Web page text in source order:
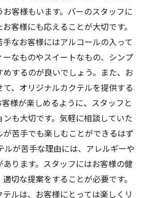
お客様もいます。バーのスタッフに
客様にも応えることが大切です。
手なお客様にはアルコールの入って
ーなものやスイートなもの、シンプ
めするのが良いでしょう。また、お
、オリジナルカクテルを提供する
客様が楽しめるように、スタッフと
ンも大切です。気軽に相談していた
が苦手でも楽しむことができるはず
ルが苦手な理由には、アレルギーや
ります。スタッフにはお客様の健
切な提案をすることが必要です。
ルは、お客様にとっては楽しくリ